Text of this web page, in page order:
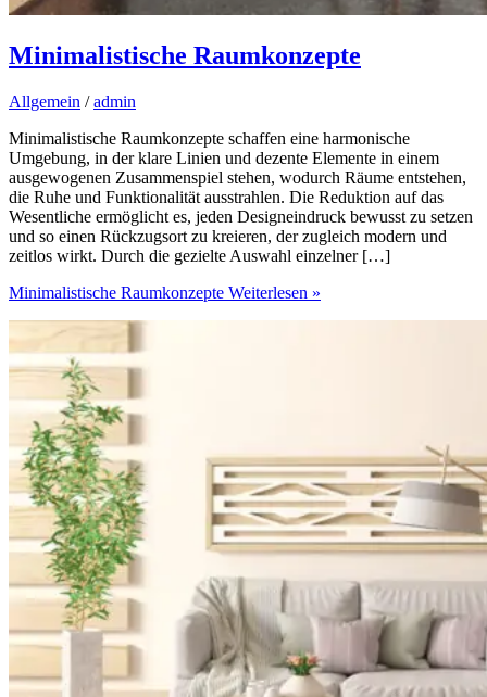
Minimalistische Raumkonzepte
Allgemein /admin
Minimalistische Raumkonzepte schaffen eine harmonische
Umgebung, in der klare Linien und dezente Elemente in einem
ausgewogenen Zusammenspiel stehen, wodurch Räume entstehen,
die Ruhe und Funktionalität ausstrahlen. Die Reduktion auf das
Wesentliche ermöglicht es, jeden Designeindruck bewusst zu setzen
und so einen Rückzugsort zu kreieren, der zugleich modern und
zeitlos wirkt. Durch die gezielte Auswahl einzelner […]
Minimalistische Raumkonzepte Weiterlesen »